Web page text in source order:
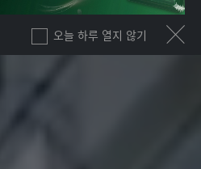
오늘 하루 열지 않기